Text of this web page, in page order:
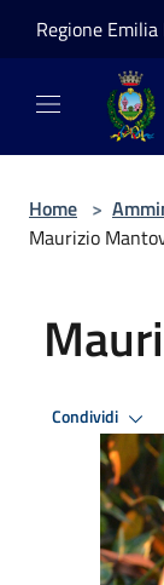
Regione
Home >
Maurizio
Condividi